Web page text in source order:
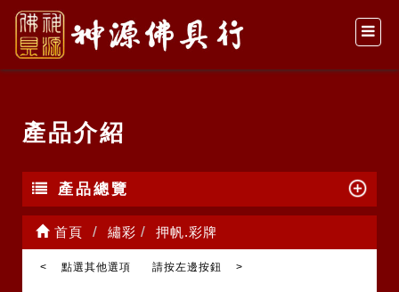
產品介紹
產品總覽
首頁 繡彩 押帆.彩牌
< 點選其他選項 請按左邊按鈕 >